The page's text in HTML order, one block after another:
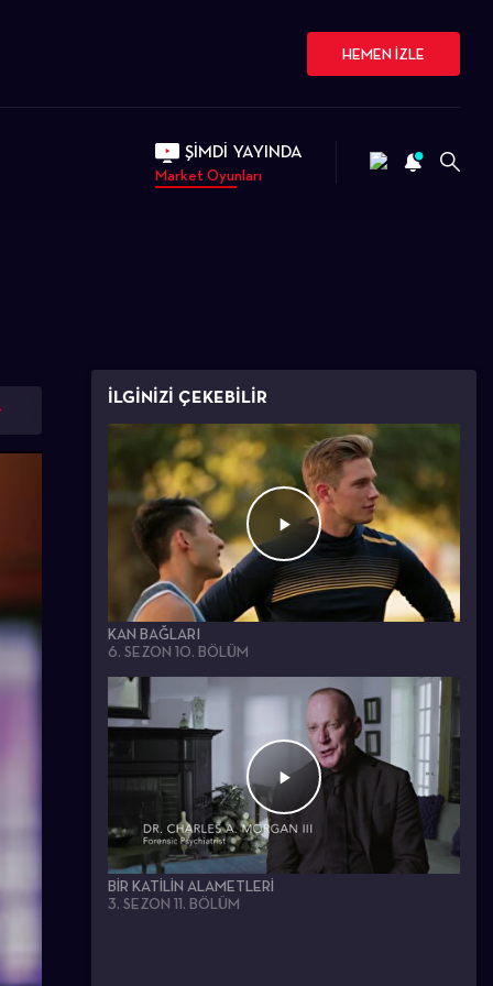
HEMEN İZLE
ŞİMDİ YAYINDA
Market Oyunları
İLGİNİZİ ÇEKEBİLİR
KAN BAĞLARI
6. SEZON 10. BÖLÜM
BIR KATILIN ALAMETLERI
3. SEZON 11. BÖLÜM